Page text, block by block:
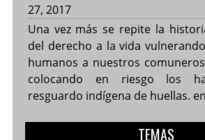
27, 2017
Una vez más se repite la
del derecho a la vida
humanos a nuestros
colocando en riesgo los
resguardo indígena de huellas.
TEMAS